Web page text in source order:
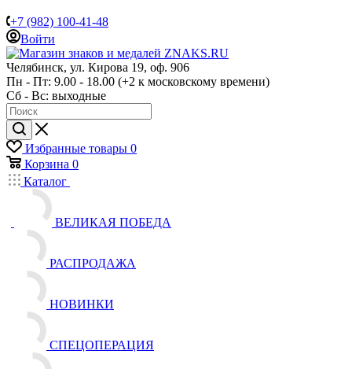
+7 (982) 100-41-48
Войти
Челябинск, ул. Кирова 19, оф. 906
Пн - Пт: 9.00 - 18.00 (+2 к московскому времени)
Сб - Вс: выходные
Избранные товары 0
Корзина 0
Каталог
ВЕЛИКАЯ ПОБЕДА
РАСПРОДАЖА
НОВИНКИ
СПЕЦОПЕРАЦИЯ